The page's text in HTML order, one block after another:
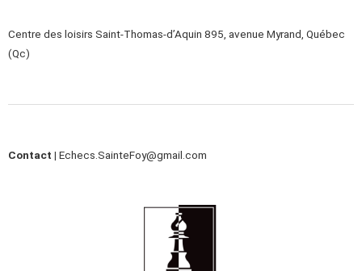
Centre des loisirs Saint-Thomas-d’Aquin 895, avenue Myrand, Québec
(Qc)
Contact | Echecs.SainteFoy@gmail.com